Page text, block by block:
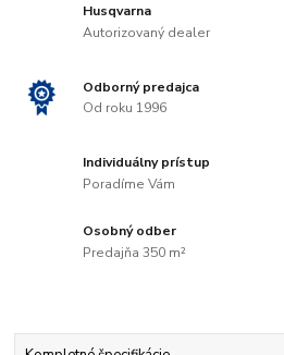
Husqvarna
Autorizovaný dealer
Odborný predajca
Od roku 1996
Individuálny prístup
Poradíme Vám
Osobný odber
Predajňa 350 m²